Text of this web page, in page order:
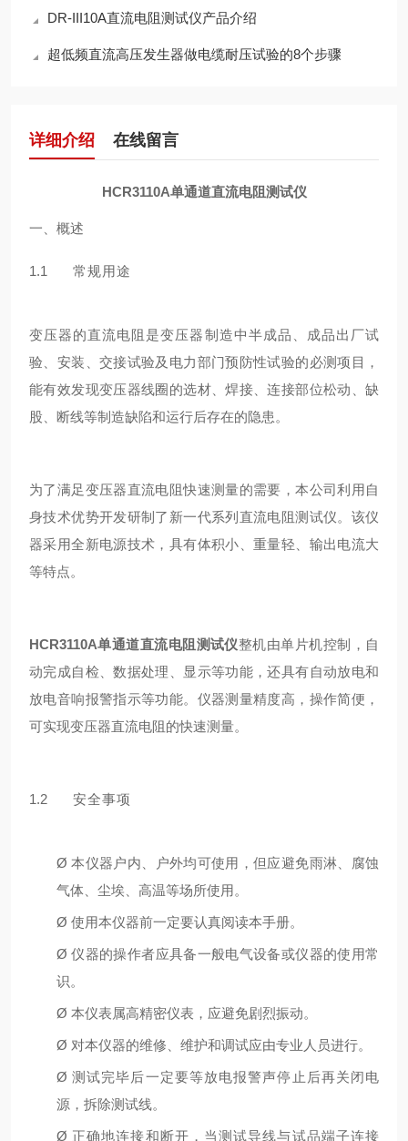
DR-III10A直流电阻测试仪产品介绍
超低频直流高压发生器做电缆耐压试验的8个步骤
详细介绍 在线留言
HCR3110A单通道直流电阻测试仪
一、概述
1.1 常规⽤途
变压器的直流电阻是变压器制造中半成品、成品出⼚试
验、安装、交接试验及电⼒部⻔预防性试验的必测项⽬，
能有效发现变压器线圈的选材、焊接、连接部位松动、缺
股、断线等制造缺陷和运⾏后存在的隐患。
为了满⾜变压器直流电阻快速测量的需要，本公司利⽤⾃
⾝技术优势开发研制了新⼀代系列直流电阻测试仪。该仪
器采⽤全新电源技术，具有体积⼩、重量轻、输出电流⼤
等特点。
HCR3110A单通道直流电阻测试仪整机由单⽚机控制，⾃
动完成⾃检、数据处理、显示等功能，还具有⾃动放电和
放电⾳响报警指示等功能。仪器测量精度⾼，操作简便，
可实现变压器直流电阻的快速测量。
1.2 安全事项
Ø本仪器户内、户外均可使⽤，但应避免⾬淋、腐蚀
⽓体、尘埃、⾼温等场所使⽤。
Ø 使⽤本仪器前⼀定要认真阅读本⼿册。
Ø仪器的操作者应具备⼀般电⽓设备或仪器的使⽤常
识。
Ø 本仪表属⾼精密仪表，应避免剧烈振动。
Ø 对本仪器的维修、维护和调试应由专业⼈员进⾏。
Ø测试完毕后⼀定要等放电报警声停⽌后再关闭电
源，拆除测试线。
Ø 正确地连接和断开，当测试导线与试品端⼦连接